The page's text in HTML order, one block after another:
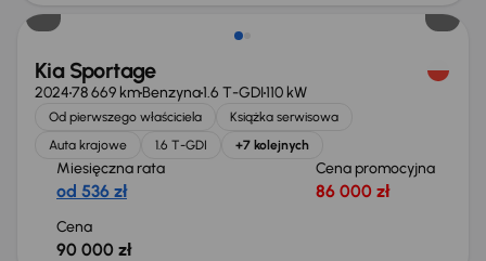
Kia Sportage
202478 669 kmBenzyna1.6 T-GDI110 kW
Od pierwszego właściciela
Książka serwisowa
Auta krajowe
1.6 T-GDI +7 kolejnych
Miesięczna rata
od 536 zł
Cena promocyjna
86 000 zł
Cena
90 000 zł